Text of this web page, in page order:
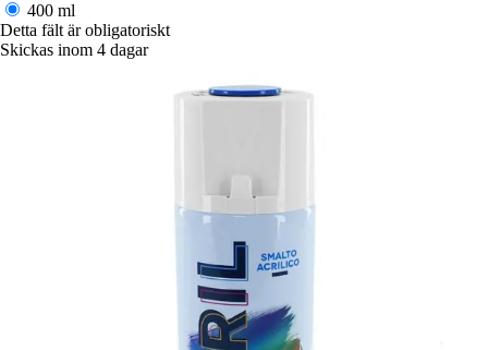
400 ml
Detta fält är obligatoriskt
Skickas inom 4 dagar